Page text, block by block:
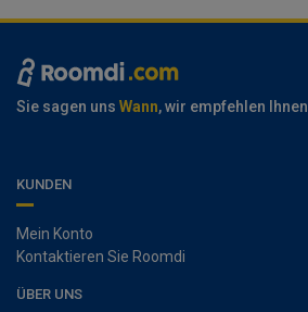
Sie sagen uns Wann, wir empfehlen Ihnen
KUNDEN
Mein Konto
Kontaktieren Sie Roomdi
ÜBER UNS